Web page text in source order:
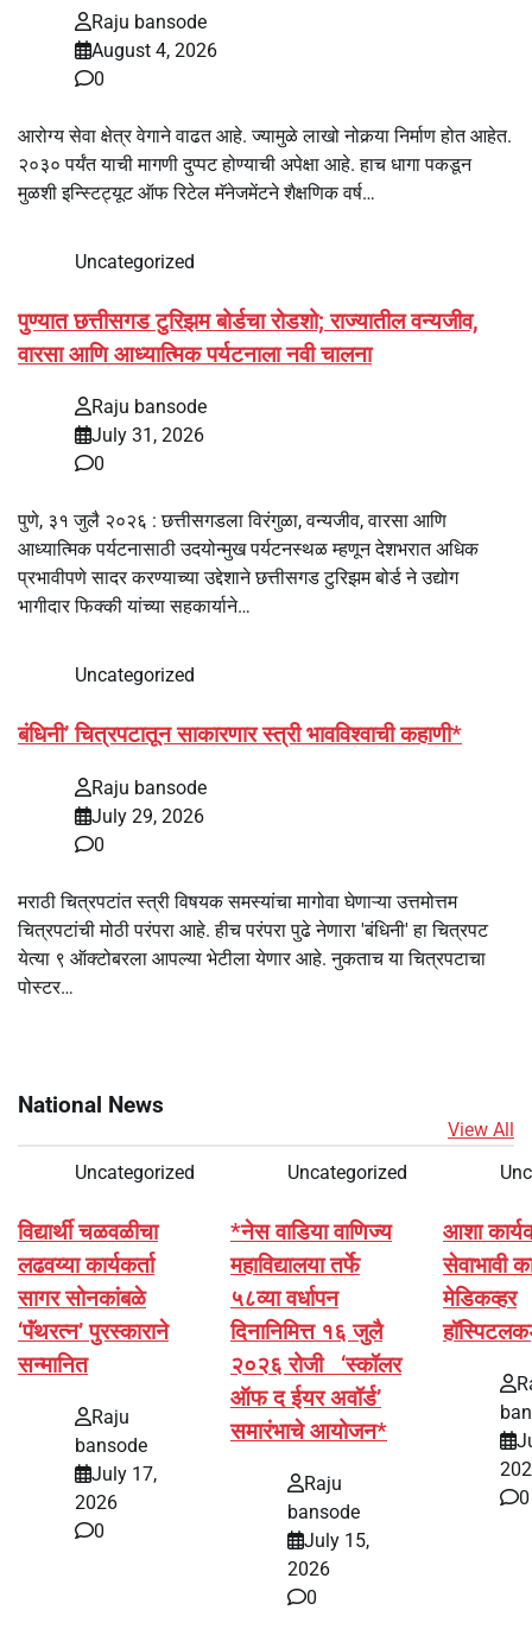
Raju bansode
August 4, 2026
0
आरोग्य सेवा क्षेत्र वेगाने वाढत आहे. ज्यामुळे लाखो नोकर्‍या निर्माण होत आहेत.
२०३० पर्यंत याची मागणी दुप्पट होण्याची अपेक्षा आहे. हाच धागा पकडून
मुळशी इन्स्टिट्यूट ऑफ रिटेल मॅनेजमेंटने शैक्षणिक वर्ष…
Uncategorized
पुण्यात छत्तीसगड टुरिझम बोर्डचा रोडशो; राज्यातील वन्यजीव,
वारसा आणि आध्यात्मिक पर्यटनाला नवी चालना
Raju bansode
July 31, 2026
0
पुणे, ३१ जुलै २०२६ : छत्तीसगडला विरंगुळा, वन्यजीव, वारसा आणि
आध्यात्मिक पर्यटनासाठी उदयोन्मुख पर्यटनस्थळ म्हणून देशभरात अधिक
प्रभावीपणे सादर करण्याच्या उद्देशाने छत्तीसगड टुरिझम बोर्ड ने उद्योग
भागीदार फिक्की यांच्या सहकार्याने…
Uncategorized
बंधिनी’ चित्रपटातून साकारणार स्त्री भावविश्वाची कहाणी*
Raju bansode
July 29, 2026
0
मराठी चित्रपटांत स्त्री विषयक समस्यांचा मागोवा घेणाऱ्या उत्तमोत्तम
चित्रपटांची मोठी परंपरा आहे. हीच परंपरा पुढे नेणारा 'बंधिनी' हा चित्रपट
येत्या ९ ऑक्टोबरला आपल्या भेटीला येणार आहे. नुकताच या चित्रपटाचा
पोस्टर…
National News
View All
Uncategorized
विद्यार्थी चळवळीचा
लढवय्या कार्यकर्ता
सागर सोनकांबळे
‘पॅंथरत्न’ पुरस्काराने
सन्मानित
Raju
bansode
July 17,
2026
0
Uncategorized
*नेस वाडिया वाणिज्य
महाविद्यालया तर्फे
५८व्या वर्धापन
दिनानिमित्त १६ जुलै
२०२६ रोजी ‘स्कॉलर
ऑफ द ईयर अवॉर्ड’
समारंभाचे आयोजन*
Raju
bansode
July 15,
2026
0
आशा
सेवाभावी
मेडिकव्हर
0